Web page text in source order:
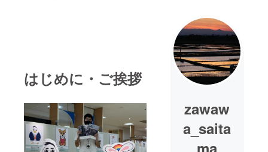
はじめに・ご挨拶
zawaw
a_saita
ma